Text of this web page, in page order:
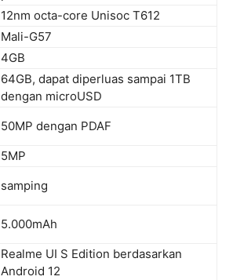
12nm octa-core Unisoc T612
Mali-G57
4GB
64GB, dapat diperluas sampai 1TB
dengan microUSD
50MP dengan PDAF
5MP
samping
5.000mAh
Realme UI S Edition berdasarkan
Android 12